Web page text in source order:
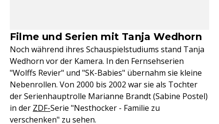
Filme und Serien mit Tanja Wedhorn
Noch während ihres Schauspielstudiums stand Tanja
Wedhorn vor der Kamera. In den Fernsehserien
"Wolffs Revier" und "SK-Babies" übernahm sie kleine
Nebenrollen. Von 2000 bis 2002 war sie als Tochter
der Serienhauptrolle Marianne Brandt (Sabine Postel)
in der ZDF-Serie "Nesthocker - Familie zu
verschenken" zu sehen.